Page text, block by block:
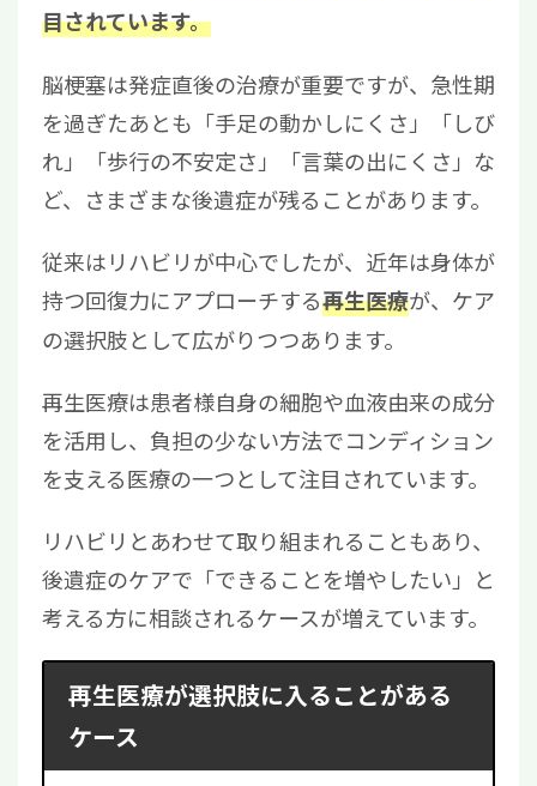
目されています。
脳梗塞は発症直後の治療が重要ですが、急性期
を過ぎたあとも「手足の動かしにくさ」「しび
れ」「歩行の不安定さ」「言葉の出にくさ」な
ど、さまざまな後遺症が残ることがあります。
従来はリハビリが中心でしたが、近年は身体が
持つ回復力にアプローチする再生医療が、ケア
の選択肢として広がりつつあります。
再生医療は患者様自身の細胞や血液由来の成分
を活用し、負担の少ない方法でコンディション
を支える医療の一つとして注目されています。
リハビリとあわせて取り組まれることもあり、
後遺症のケアで「できることを増やしたい」と
考える方に相談されるケースが増えています。
再生医療が選択肢に入ることがある
ケース